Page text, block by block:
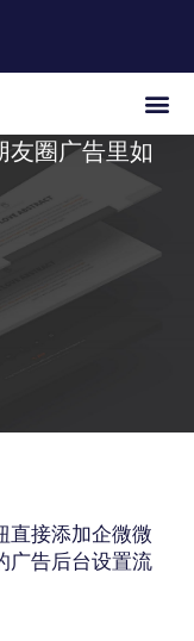
友圈广告里如
直接添加企微微
广告后台设置流